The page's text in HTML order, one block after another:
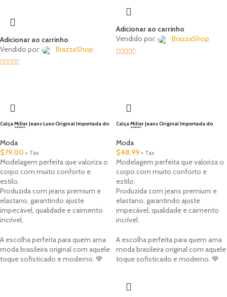
Adicionar ao carrinho
Vendido por:
BrazzaShop
Adicionar ao carrinho
Vendido por:
BrazzaShop
Calça Miller Jeans Luxo Original Importada do
Brasil 🇧🇷
Moda
$79.00 + Tax
Modelagem perfeita que valoriza o
corpo com muito conforto e
estilo.
Produzida com jeans premium e
elastano, garantindo ajuste
impecável, qualidade e caimento
incrível.
A escolha perfeita para quem ama
moda brasileira original com aquele
toque sofisticado e moderno. 💙
Calça Miller Jeans Original Importada do
Brasil 🇧🇷
Moda
$48.99 + Tax
Modelagem perfeita que valoriza o
corpo com muito conforto e
estilo.
Produzida com jeans premium e
elastano, garantindo ajuste
impecável, qualidade e caimento
incrível.
A escolha perfeita para quem ama
moda brasileira original com aquele
toque sofisticado e moderno. 💙